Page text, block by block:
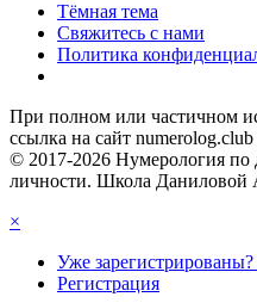
Тёмная тема
Свяжитесь с нами
Политика
При полном или частичном
ссылка на сайт numerolog.club
© 2017-2026 Нумерология по
личности. Школа Даниловой
×
Уже
Регистрация